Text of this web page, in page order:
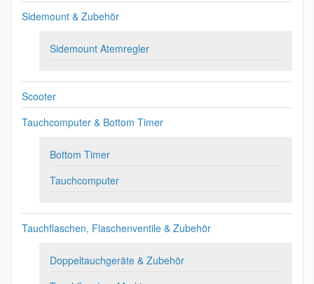
Sidemount & Zubehör
Sidemount Atemregler
Scooter
Tauchcomputer & Bottom Timer
Bottom Timer
Tauchcomputer
Tauchflaschen, Flaschenventile & Zubehör
Doppeltauchgeräte & Zubehör